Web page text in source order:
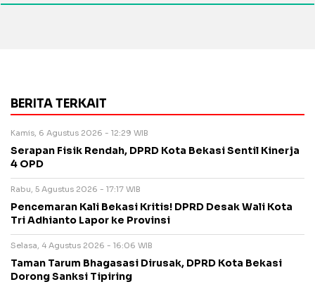
BERITA TERKAIT
Kamis, 6 Agustus 2026 - 12:29 WIB
Serapan Fisik Rendah, DPRD Kota Bekasi Sentil Kinerja
4 OPD
Rabu, 5 Agustus 2026 - 17:17 WIB
Pencemaran Kali Bekasi Kritis! DPRD Desak Wali Kota
Tri Adhianto Lapor ke Provinsi
Selasa, 4 Agustus 2026 - 16:06 WIB
Taman Tarum Bhagasasi Dirusak, DPRD Kota Bekasi
Dorong Sanksi Tipiring